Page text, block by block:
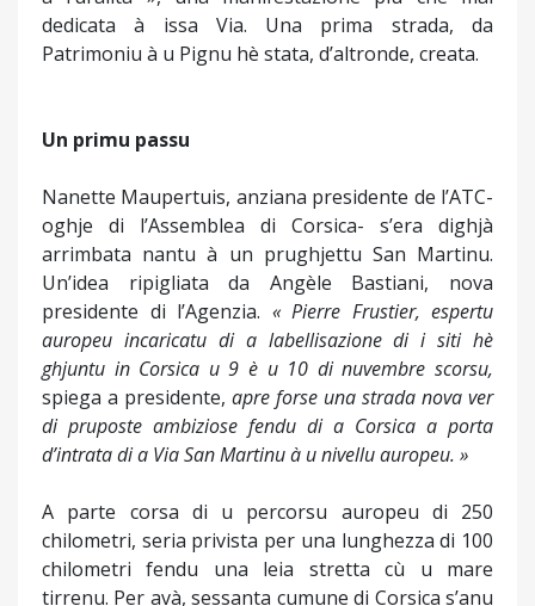
dedicata à issa Via. Una prima strada, da
Patrimoniu à u Pignu hè stata, d’altronde, creata.
Un primu passu
Nanette Maupertuis, anziana presidente de l’ATC-
oghje di l’Assemblea di Corsica- s’era dighjà
arrimbata nantu à un prughjettu San Martinu.
Un’idea ripigliata da Angèle Bastiani, nova
presidente di l’Agenzia. « Pierre Frustier, espertu
auropeu incaricatu di a labellisazione di i siti hè
ghjuntu in Corsica u 9 è u 10 di nuvembre scorsu,
spiega a presidente, apre forse una strada nova ver
di pruposte ambiziose fendu di a Corsica a porta
d’intrata di a Via San Martinu à u nivellu auropeu. »
A parte corsa di u percorsu auropeu di 250
chilometri, seria privista per una lunghezza di 100
chilometri fendu una leia stretta cù u mare
tirrenu. Per avà, sessanta cumune di Corsica s’anu